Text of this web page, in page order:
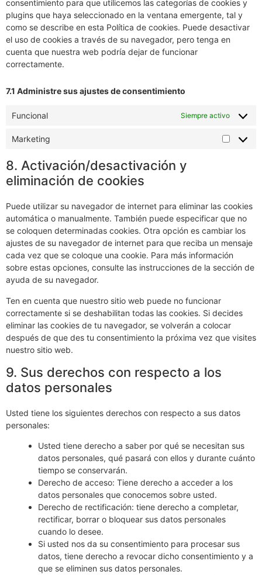
consentimiento para que utilicemos las categorías de cookies y
plugins que haya seleccionado en la ventana emergente, tal y
como se describe en esta Política de cookies. Puede desactivar
el uso de cookies a través de su navegador, pero tenga en
cuenta que nuestra web podría dejar de funcionar
correctamente.
7.1 Administre sus ajustes de consentimiento
Funcional Siempre activo
Marketing
8. Activación/desactivación y
eliminación de cookies
Puede utilizar su navegador de internet para eliminar las cookies
automática o manualmente. También puede especificar que no
se coloquen determinadas cookies. Otra opción es cambiar los
ajustes de su navegador de internet para que reciba un mensaje
cada vez que se coloque una cookie. Para más información
sobre estas opciones, consulte las instrucciones de la sección de
ayuda de su navegador.
Ten en cuenta que nuestro sitio web puede no funcionar
correctamente si se deshabilitan todas las cookies. Si decides
eliminar las cookies de tu navegador, se volverán a colocar
después de que des tu consentimiento la próxima vez que visites
nuestro sitio web.
9. Sus derechos con respecto a los
datos personales
Usted tiene los siguientes derechos con respecto a sus datos
personales:
Usted tiene derecho a saber por qué se necesitan sus
datos personales, qué pasará con ellos y durante cuánto
tiempo se conservarán.
Derecho de acceso: Tiene derecho a acceder a los
datos personales que conocemos sobre usted.
Derecho de rectificación: tiene derecho a completar,
rectificar, borrar o bloquear sus datos personales
cuando lo desee.
Si usted nos da su consentimiento para procesar sus
datos, tiene derecho a revocar dicho consentimiento y a
que se eliminen sus datos personales.